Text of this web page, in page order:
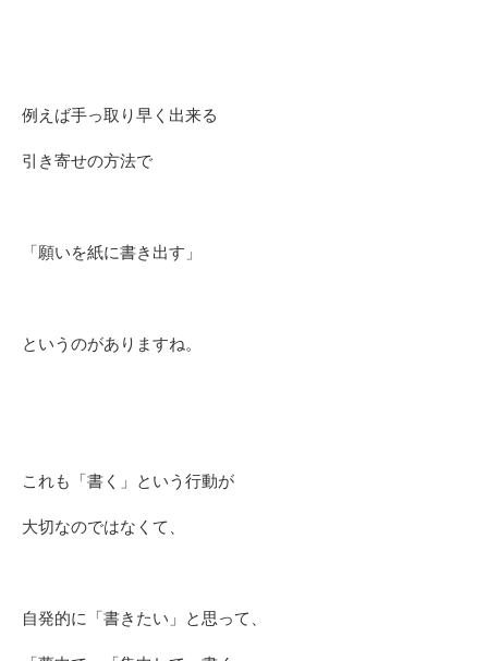
例えば手っ取り早く出来る
引き寄せの方法で
「願いを紙に書き出す」
というのがありますね。
これも「書く」という行動が
大切なのではなくて、
自発的に「書きたい」と思って、